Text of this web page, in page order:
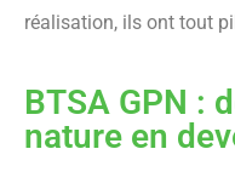
réalisation, ils ont tout
BTSA GPN :
nature en